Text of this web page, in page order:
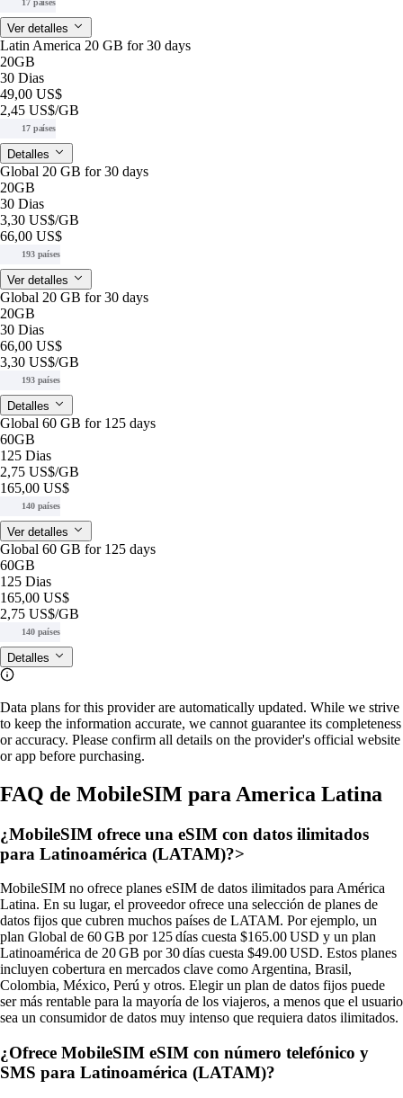
Ver detalles
Latin America 20 GB for 30 days
20GB
30 Dias
49,00 US$
2,45 US$/GB
17 países
Detalles
Global 20 GB for 30 days
20GB
30 Dias
3,30 US$/GB
66,00 US$
193 países
Ver detalles
Global 20 GB for 30 days
20GB
30 Dias
66,00 US$
3,30 US$/GB
193 países
Detalles
Global 60 GB for 125 days
60GB
125 Dias
2,75 US$/GB
165,00 US$
140 países
Ver detalles
Global 60 GB for 125 days
60GB
125 Dias
165,00 US$
2,75 US$/GB
140 países
Detalles
Data plans for this provider are automatically updated. While we strive
to keep the information accurate, we cannot guarantee its completeness
or accuracy. Please confirm all details on the provider's official website
or app before purchasing.
FAQ de MobileSIM para America Latina
¿MobileSIM ofrece una eSIM con datos ilimitados
para Latinoamérica (LATAM)?>
MobileSIM no ofrece planes eSIM de datos ilimitados para América
Latina. En su lugar, el proveedor ofrece una selección de planes de
datos fijos que cubren muchos países de LATAM. Por ejemplo, un
plan Global de 60 GB por 125 días cuesta $165.00 USD y un plan
Latinoamérica de 20 GB por 30 días cuesta $49.00 USD. Estos planes
incluyen cobertura en mercados clave como Argentina, Brasil,
Colombia, México, Perú y otros. Elegir un plan de datos fijos puede
ser más rentable para la mayoría de los viajeros, a menos que el usuario
sea un consumidor de datos muy intenso que requiera datos ilimitados.
¿Ofrece MobileSIM eSIM con número telefónico y
SMS para Latinoamérica (LATAM)?